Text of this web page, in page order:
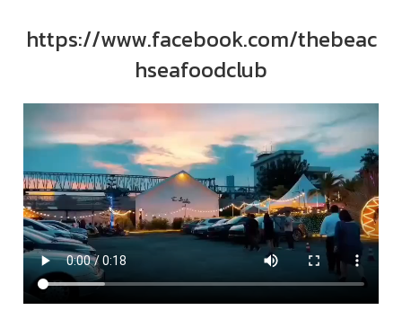
https://www.facebook.com/thebeac
hseafoodclub